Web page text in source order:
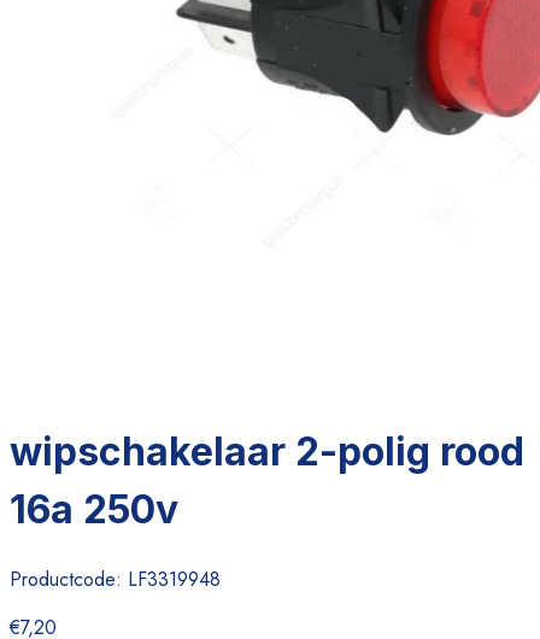
wipschakelaar 2-polig rood
16a 250v
Productcode: LF3319948
€7,20